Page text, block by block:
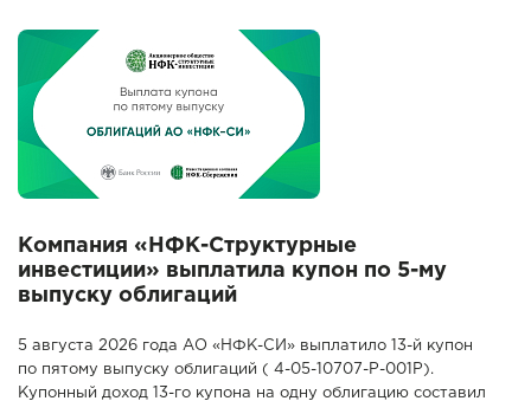
Компания «НФК-Структурные
инвестиции» выплатила купон по 5-му
выпуску облигаций
5 августа 2026 года АО «НФК-СИ» выплатило 13-й купон
по пятому выпуску облигаций ( 4-05-10707-P-001P).
Купонный доход 13-го купона на одну облигацию составил